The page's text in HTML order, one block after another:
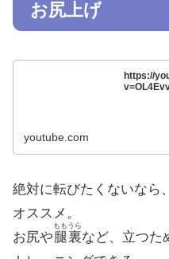
お尻上げ
https://
youtube.com
絶対に転びたくないなら
オススメ。
お尻や腿裏
ももうら
など、立つた